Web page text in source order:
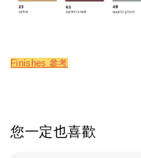
Finishes 參考
您一定也喜歡